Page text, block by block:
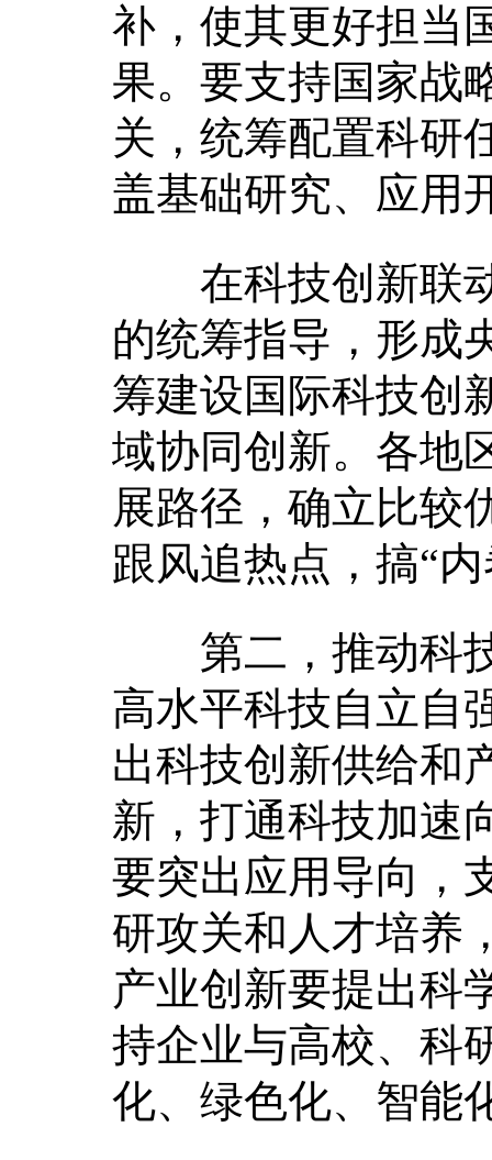
补，使其更好担当
果。要支持国家战
关，统筹配置科研
盖基础研究、应用
在科技创新联动
的统筹指导，形成
筹建设国际科技创
域协同创新。各地
展路径，确立比较
跟风追热点，搞“
第二，推动科技
高水平科技自立自
出科技创新供给和
新，打通科技加速
要突出应用导向，
研攻关和人才培养
产业创新要提出科
持企业与高校、科
化、绿色化、智能